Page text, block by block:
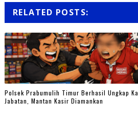
RELATED POSTS:
Polsek Prabumulih Timur Berhasil Ungkap
Jabatan, Mantan Kasir Diamankan